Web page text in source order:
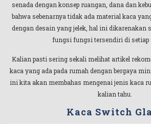
senada dengan konsep ruangan, dana dan
bahwa sebenarnya tidak ada material kaca
dengan desain yang jelek, hal ini dikarenakan
fungsi fungsi tersendiri di setiap
Kalian pasti sering sekali melihat artikel
kaca yang ada pada rumah dengan bergaya
ini kita akan membahas mengenai jenis kaca
kalian tahu.
Kaca Switch